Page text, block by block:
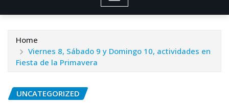
Home
Viernes 8, Sábado 9 y Domingo 10, actividades en
Fiesta de la Primavera
UNCATEGORIZED